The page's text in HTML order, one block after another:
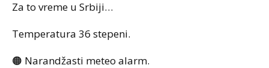
Za to vreme u Srbiji…
Temperatura 36 stepeni.
🟠 Narandžasti meteo alarm.